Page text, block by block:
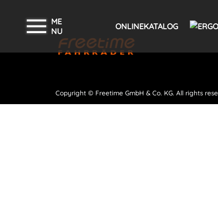
ME
NU
ONLINEKATALOG
Copyright © Freetime GmbH & Co. KG. All rights